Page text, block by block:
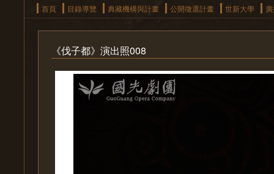
首頁
目錄導覽 典藏機構與計畫 公開徵選計畫 世新大學
《伐子都》演出照008